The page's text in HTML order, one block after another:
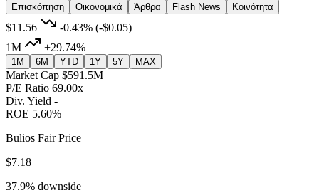
Επισκόπηση
Οικονομικά Άρθρα Flash News Κοινότητα
$11.56 -0.43% (-$0.05)
1M
+29.74%
1M 6M YTD 1Y 5Y MAX
Market Cap $591.5M
P/E Ratio 69.00x
Div. Yield -
ROE 5.60%
Bulios Fair Price
$7.18
37.9% downside